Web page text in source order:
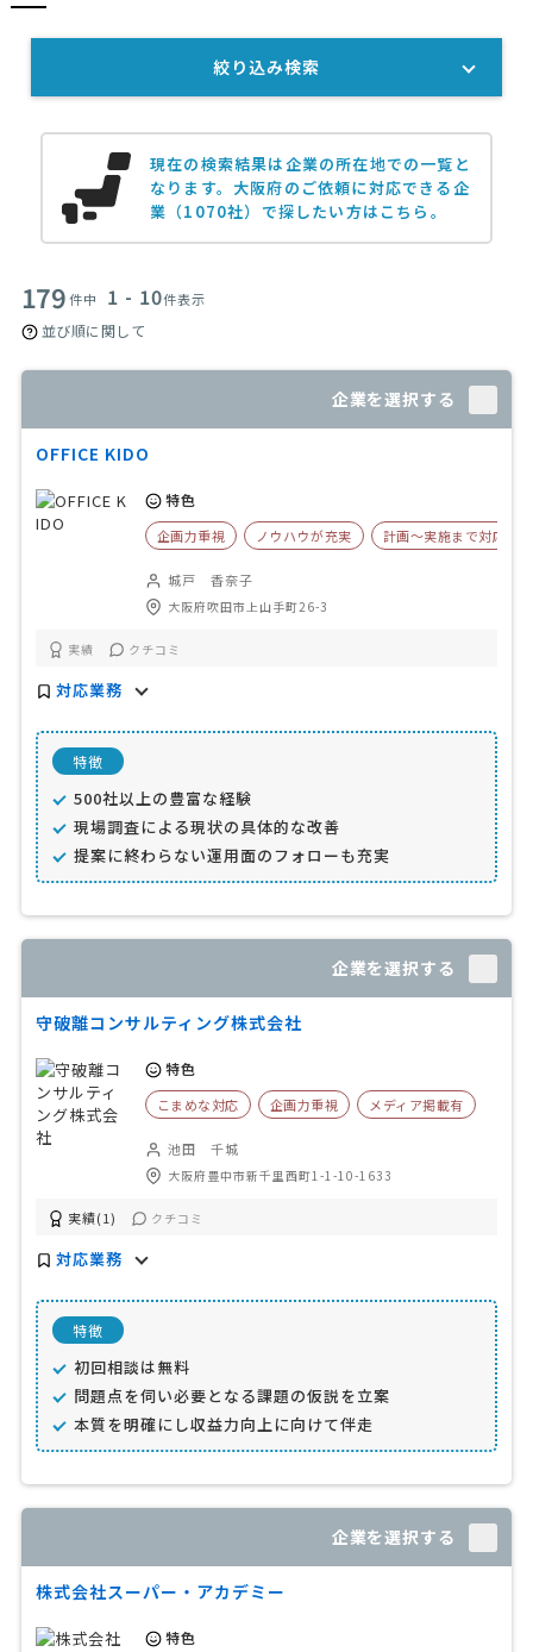
現在の検索結果は企業の所在地での一覧と
なります。 大阪府のご依頼に対応できる企
業（1070社）で探したい方はこちら。
179件中 1 - 10件表示
並び順に関して
企業を選択する
OFFICE KIDO
特色
企画力重視 ノウハウが充実 計画〜実施まで対応
城戸 香奈子
大阪府吹田市上山手町26-3
実績 クチコミ
対応業務
特徴
500社以上の豊富な経験
現場調査による現状の具体的な改善
提案に終わらない運用面のフォローも充実
企業を選択する
守破離コンサルティング株式会社
特色
こまめな対応 企画力重視 メディア掲載有
池田 千城
大阪府豊中市新千里西町1-1-10-1633
実績(1) クチコミ
対応業務
特徴
初回相談は無料
問題点を伺い必要となる課題の仮説を立案
本質を明確にし収益力向上に向けて伴走
企業を選択する
株式会社スーパー・アカデミー
特色
絞り込み検索